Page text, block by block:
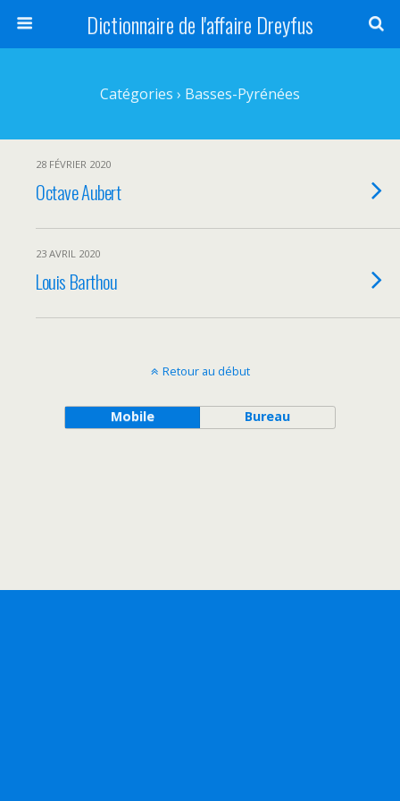
Dictionnaire de l'affaire Dreyfus
Catégories › Basses-Pyrénées
28 FÉVRIER 2020
Octave Aubert
23 AVRIL 2020
Louis Barthou
Retour au début
Mobile Bureau